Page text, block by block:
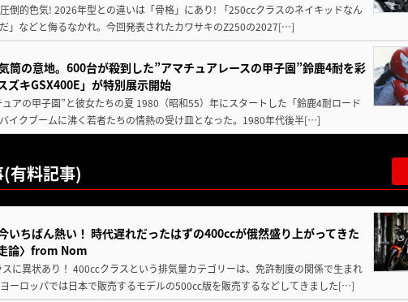
倒的色気! 2026年型との違いは「骨格」にあり! 「250ccクラスのネイキッドなん
」などと侮るなかれ。今回発表されたカワサキのZ250の2027[…]
筒の意地。600台が殺到した”アマチュアレースの甲子園”鈴鹿4耐を彩
ズキGSX400E」が特別展示開始
アの甲子園”と彼女たちの夏 1980（昭和55）年にスタートした「鈴鹿4耐ロード
イクブームに沸く若者たちの情熱の受け皿となった。1980年代後半[…]
有料記事)
いちばん熱い！ 時代遅れだったはずの400ccが俄然盛り上がってきた
論〉from Nom
スに異状あり！ 400㏄クラスという排気量カテゴリーは、免許制度の関係で生まれ
ーロッパでは日本で販売するモデルの500㏄版を販売するなどしてきました[…]